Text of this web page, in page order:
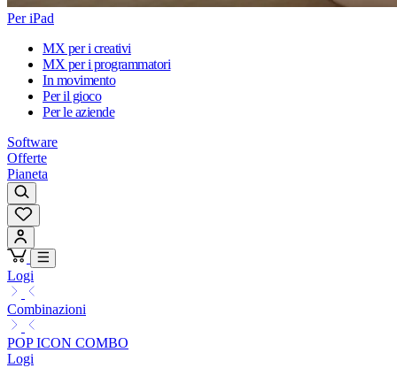
Per iPad
MX per i creativi
MX per i programmatori
In movimento
Per il gioco
Per le aziende
Software
Offerte
Pianeta
Logi
Combinazioni
POP ICON COMBO
Logi